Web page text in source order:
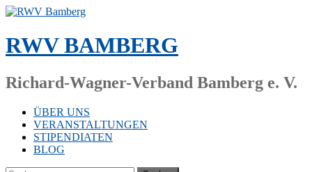
Zum
springen
RWV BAMBERG
Richard-Wagner-Verband Bamberg e. V.
ÜBER UNS
VERANSTALTUNGEN
STIPENDIATEN
BLOG